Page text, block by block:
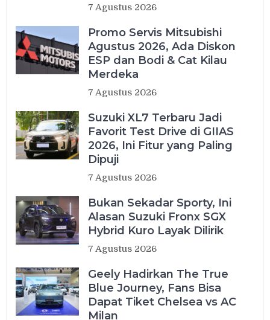
7 Agustus 2026
Promo Servis Mitsubishi
Agustus 2026, Ada Diskon
ESP dan Bodi & Cat Kilau
Merdeka
7 Agustus 2026
Suzuki XL7 Terbaru Jadi
Favorit Test Drive di GIIAS
2026, Ini Fitur yang Paling
Dipuji
7 Agustus 2026
Bukan Sekadar Sporty, Ini
Alasan Suzuki Fronx SGX
Hybrid Kuro Layak Dilirik
7 Agustus 2026
Geely Hadirkan The True
Blue Journey, Fans Bisa
Dapat Tiket Chelsea vs AC
Milan